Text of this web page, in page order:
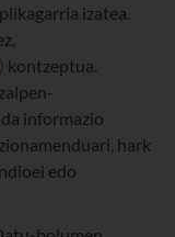
izatea.
kontzeptua.
informazio
hark
edo